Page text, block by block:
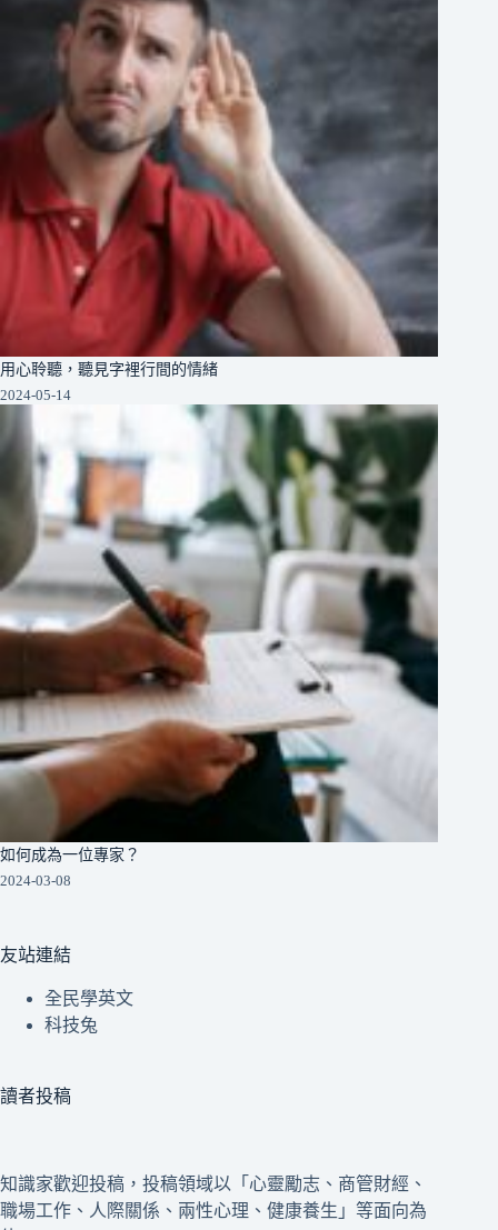
用心聆聽，聽見字裡行間的情緒
2024-05-14
如何成為一位專家？
2024-03-08
友站連結
全民學英文
科技兔
讀者投稿
知識家歡迎投稿，投稿領域以「心靈勵志、商管財經、
職場工作、人際關係、兩性心理、健康養生」等面向為